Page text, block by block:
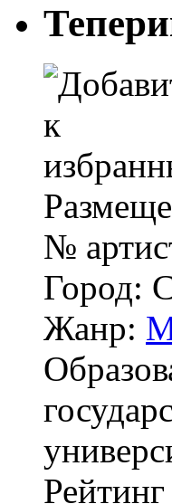
№
Город:
Жанр:
Рейтинг